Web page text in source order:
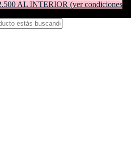
AL INTERIOR (ver condiciones